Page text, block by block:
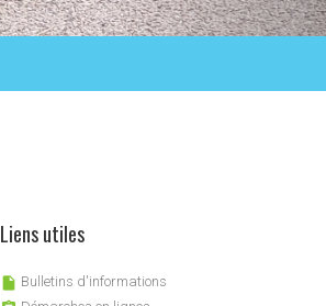
Liens utiles
 Bulletins d'informations